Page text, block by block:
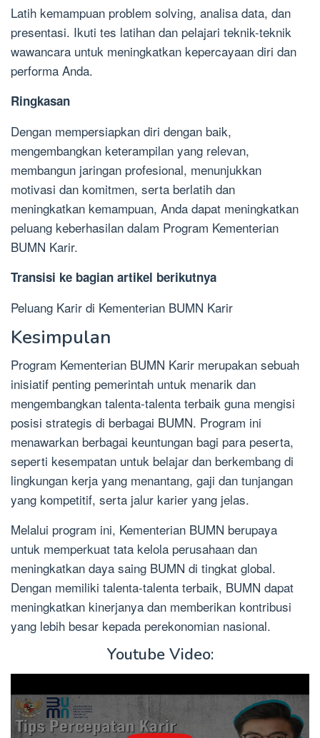
Latih kemampuan problem solving, analisa data, dan
presentasi. Ikuti tes latihan dan pelajari teknik-teknik
wawancara untuk meningkatkan kepercayaan diri dan
performa Anda.
Ringkasan
Dengan mempersiapkan diri dengan baik,
mengembangkan keterampilan yang relevan,
membangun jaringan profesional, menunjukkan
motivasi dan komitmen, serta berlatih dan
meningkatkan kemampuan, Anda dapat meningkatkan
peluang keberhasilan dalam Program Kementerian
BUMN Karir.
Transisi ke bagian artikel berikutnya
Peluang Karir di Kementerian BUMN Karir
Kesimpulan
Program Kementerian BUMN Karir merupakan sebuah
inisiatif penting pemerintah untuk menarik dan
mengembangkan talenta-talenta terbaik guna mengisi
posisi strategis di berbagai BUMN. Program ini
menawarkan berbagai keuntungan bagi para peserta,
seperti kesempatan untuk belajar dan berkembang di
lingkungan kerja yang menantang, gaji dan tunjangan
yang kompetitif, serta jalur karier yang jelas.
Melalui program ini, Kementerian BUMN berupaya
untuk memperkuat tata kelola perusahaan dan
meningkatkan daya saing BUMN di tingkat global.
Dengan memiliki talenta-talenta terbaik, BUMN dapat
meningkatkan kinerjanya dan memberikan kontribusi
yang lebih besar kepada perekonomian nasional.
Youtube Video: